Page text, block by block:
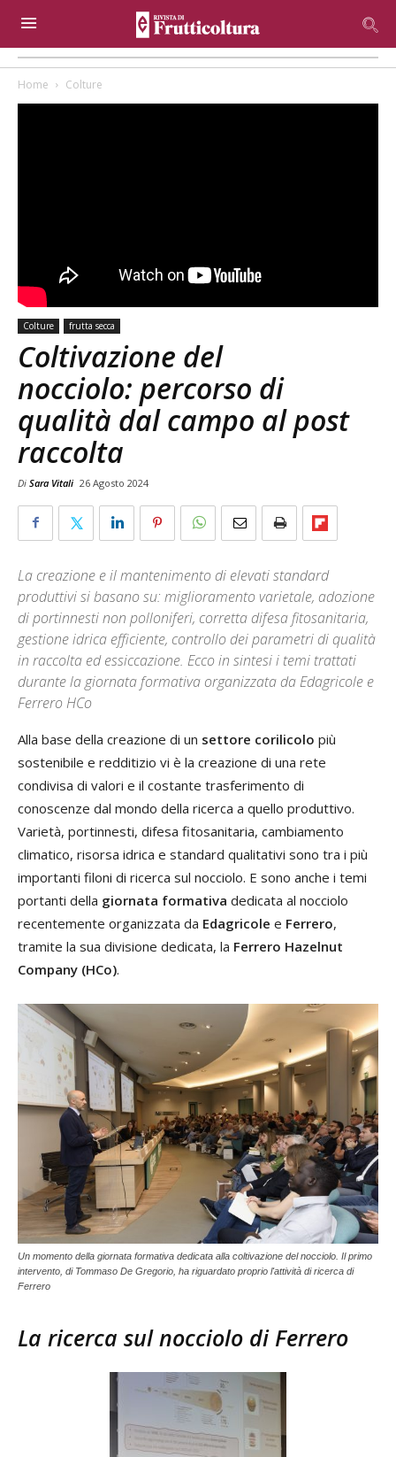
Home Colture
Colture frutta secca
Coltivazione del
nocciolo: percorso di
qualità dal campo al post
raccolta
Di Sara Vitali 26 Agosto 2024
La creazione e il mantenimento di elevati standard
produttivi si basano su: miglioramento varietale, adozione
di portinnesti non polloniferi, corretta difesa fitosanitaria,
gestione idrica efficiente, controllo dei parametri di qualità
in raccolta ed essiccazione. Ecco in sintesi i temi trattati
durante la giornata formativa organizzata da Edagricole e
Ferrero HCo
Alla base della creazione di un settore corilicolo più
sostenibile e redditizio vi è la creazione di una rete
condivisa di valori e il costante trasferimento di
conoscenze dal mondo della ricerca a quello produttivo.
Varietà, portinnesti, difesa fitosanitaria, cambiamento
climatico, risorsa idrica e standard qualitativi sono tra i più
importanti filoni di ricerca sul nocciolo. E sono anche i temi
portanti della giornata formativa dedicata al nocciolo
recentemente organizzata da Edagricole e Ferrero,
tramite la sua divisione dedicata, la Ferrero Hazelnut
Company (HCo).
Un momento della giornata formativa dedicata alla coltivazione del nocciolo. Il primo
intervento, di Tommaso De Gregorio, ha riguardato proprio l'attività di ricerca di
Ferrero
La ricerca sul nocciolo di Ferrero